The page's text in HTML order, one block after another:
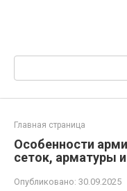
Поиск:
Главная страница
Особенности
сеток, арматуры
Опубликовано: 30.09.2025